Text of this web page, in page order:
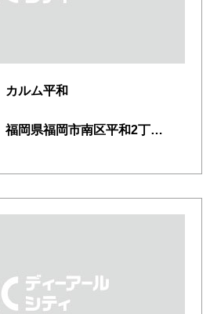
カルム平和
福岡県福岡市南区平和2丁目24番4号